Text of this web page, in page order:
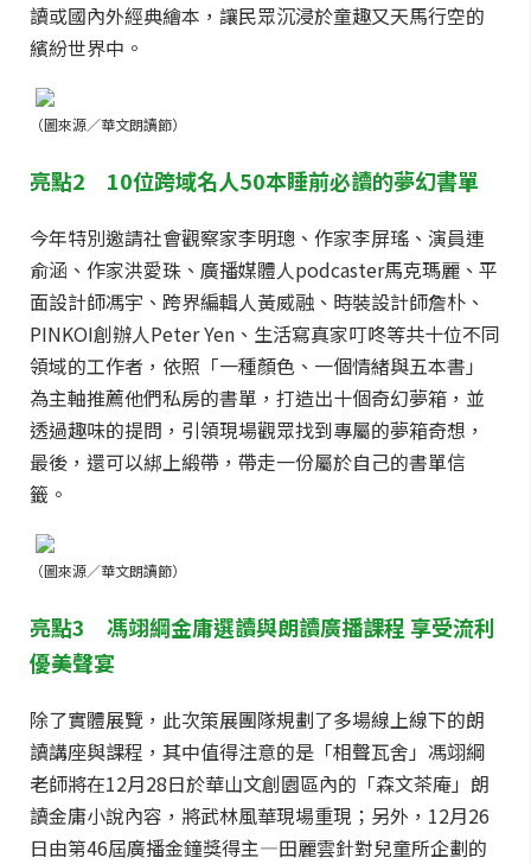
讀或國內外經典繪本，讓民眾沉浸於童趣又天馬行空的
繽紛世界中。
（圖來源／華文朗讀節）
亮點2 10位跨域名人50本睡前必讀的夢幻書單
今年特別邀請社會觀察家李明璁、作家李屏瑤、演員連
俞涵、作家洪愛珠、廣播媒體人podcaster馬克瑪麗、平
面設計師馮宇、跨界編輯人黃威融、時裝設計師詹朴、
PINKOI創辦人Peter Yen、生活寫真家叮咚等共十位不同
領域的工作者，依照「一種顏色、一個情緒與五本書」
為主軸推薦他們私房的書單，打造出十個奇幻夢箱，並
透過趣味的提問，引領現場觀眾找到專屬的夢箱奇想 ，
最後，還可以綁上緞帶，帶走一份屬於自己的書單信
籤。
（圖來源／華文朗讀節）
亮點3 馮翊綱金庸選讀與朗讀廣播課程 享受流利
優美聲宴
除了實體展覽，此次策展團隊規劃了多場線上線下的朗
讀講座與課程，其中值得注意的是「相聲瓦舍」馮翊綱
老師將在12月28日於華山文創園區內的「森文茶庵」朗
讀金庸小說內容，將武林風華現場重現；另外，12月26
日由第46屆廣播金鐘獎得主—田麗雲針對兒童所企劃的